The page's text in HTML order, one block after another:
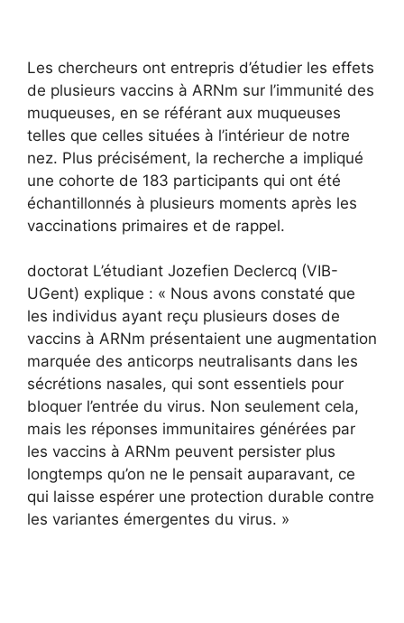
Les chercheurs ont entrepris d’étudier les effets
de plusieurs vaccins à ARNm sur l’immunité des
muqueuses, en se référant aux muqueuses
telles que celles situées à l’intérieur de notre
nez. Plus précisément, la recherche a impliqué
une cohorte de 183 participants qui ont été
échantillonnés à plusieurs moments après les
vaccinations primaires et de rappel.
doctorat L’étudiant Jozefien Declercq (VIB-
UGent) explique : « Nous avons constaté que
les individus ayant reçu plusieurs doses de
vaccins à ARNm présentaient une augmentation
marquée des anticorps neutralisants dans les
sécrétions nasales, qui sont essentiels pour
bloquer l’entrée du virus. Non seulement cela,
mais les réponses immunitaires générées par
les vaccins à ARNm peuvent persister plus
longtemps qu’on ne le pensait auparavant, ce
qui laisse espérer une protection durable contre
les variantes émergentes du virus. »